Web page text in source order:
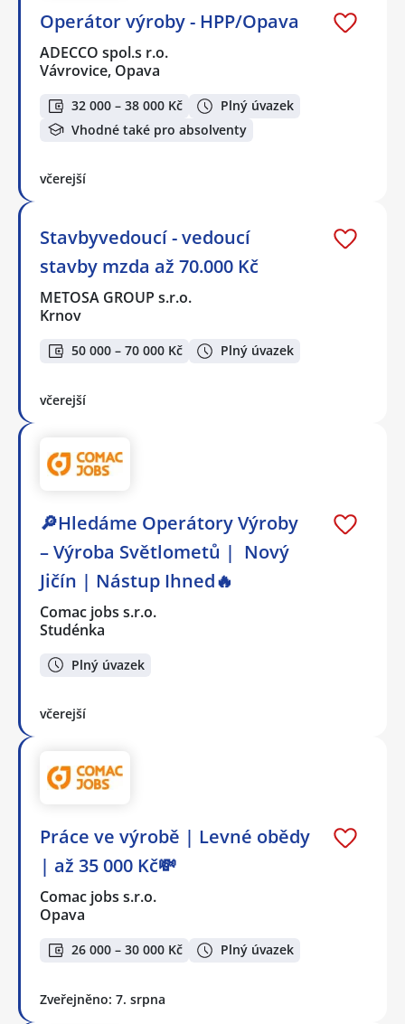
Operátor výroby - HPP/Opava
ADECCO spol.s r.o.
Vávrovice, Opava
32 000 – 38 000 Kč
Plný úvazek
Vhodné také pro absolventy
včerejší
Stavbyvedoucí - vedoucí
stavby mzda až 70.000 Kč
METOSA GROUP s.r.o.
Krnov
50 000 – 70 000 Kč Plný úvazek
včerejší
🔎Hledáme Operátory Výroby
– Výroba Světlometů | Nový
Jičín | Nástup Ihned🔥
Comac jobs s.r.o.
Studénka
Plný úvazek
včerejší
Práce ve výrobě | Levné obědy
| až 35 000 Kč💸
Comac jobs s.r.o.
Opava
26 000 – 30 000 Kč Plný úvazek
Zveřejněno: 7. srpna